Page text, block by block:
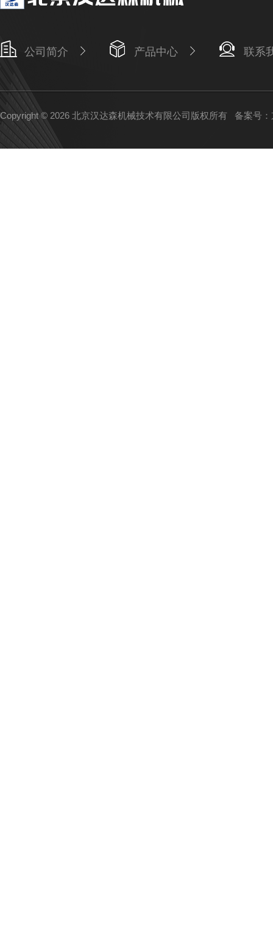
公司简介 产品中心 联系
Copyright © 2026 北京汉达森机械技术有限公司版权所有 备案号：